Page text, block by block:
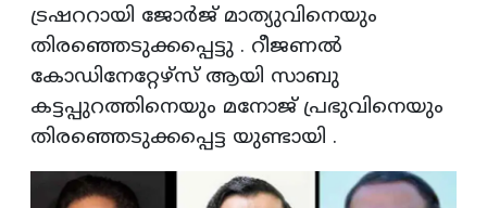
ട്രഷററായി ജോർജ് മാത്യുവിനെയും
തിരഞ്ഞെടുക്കപ്പെട്ടു . റീജണൽ
കോഡിനേറ്റേഴ്സ് ആയി സാബു
കട്ടപ്പുറത്തിനെയും മനോജ് പ്രഭുവിനെയും
തിരഞ്ഞെടുക്കപ്പെട്ട യുണ്ടായി .